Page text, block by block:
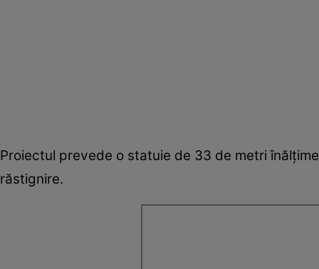
Proiectul prevede o statuie de 33 de metri
răstignire.